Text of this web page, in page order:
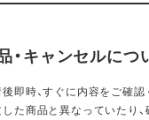
・キャンセルにつ
後即時、すぐに内容をご確認
た商品と異なっていたり、